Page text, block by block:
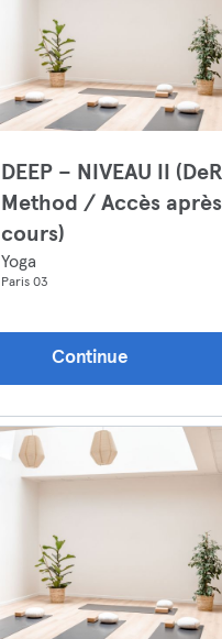
DEEP – NIVEAU II
Method / Accès
cours)
Yoga
Paris 03
Continue